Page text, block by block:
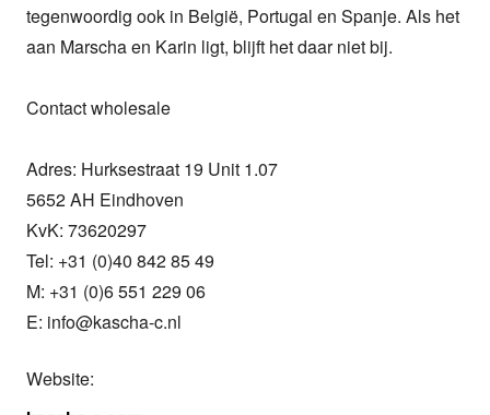
tegenwoordig ook in België, Portugal en Spanje. Als het
aan Marscha en Karin ligt, blijft het daar niet bij.
Contact wholesale
Adres: Hurksestraat 19 Unit 1.07
5652 AH Eindhoven
KvK: 73620297
Tel: +31 (0)40 842 85 49
M: +31 (0)6 551 229 06
E: info@kascha-c.nl
Website: